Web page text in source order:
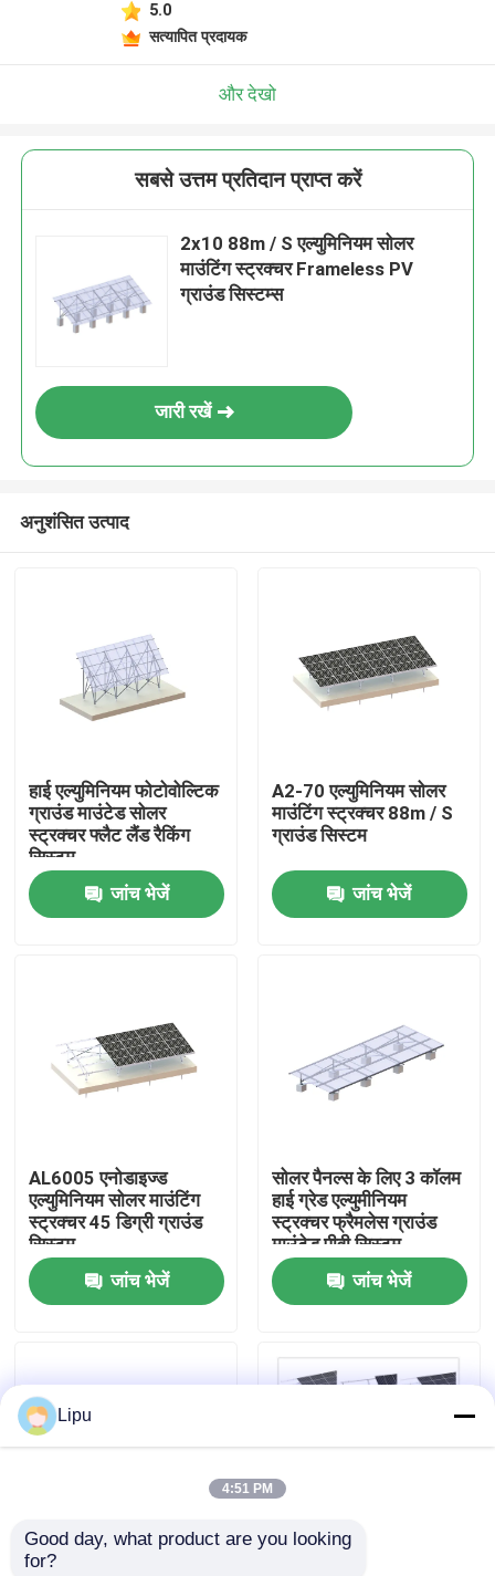
वीडियो
हमारे बारे में
कारखाना भ्रमण
संपर्क करें
सोलर पीवी माउंटिंग सिस्टम
5.0
सत्यापित प्रदायक
और देखो
सबसे उत्तम प्रतिदान प्राप्त करें
2x10 88m / S एल्युमिनियम सोलर
माउंटिंग स्ट्रक्चर Frameless PV
ग्राउंड सिस्टम्स
जारी रखें
अनुशंसित उत्पाद
हाई एल्युमिनियम फोटोवोल्टिक
ग्राउंड माउंटेड सोलर
स्ट्रक्चर फ्लैट लैंड रैकिंग
सिस्टम
जांच भेजें
A2-70 एल्युमिनियम सोलर
माउंटिंग स्ट्रक्चर 88m / S
ग्राउंड सिस्टम
जांच भेजें
AL6005 एनोडाइज्ड
एल्युमिनियम सोलर माउंटिंग
स्ट्रक्चर 45 डिग्री ग्राउंड
सिस्टम
जांच भेजें
सोलर पैनल्स के लिए 3 कॉलम
हाई ग्रेड एल्युमीनियम
स्ट्रक्चर फ्रैमलेस ग्राउंड
माउंटेड पीवी सिस्टम
जांच भेजें
2x10 88m / S एल्युमिनियम
Lipu
4:51 PM
Good day, what product are you looking
for?